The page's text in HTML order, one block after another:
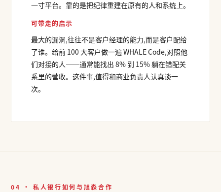
一寸平台。靠的是把纪律重建在原有的人和系统上。
可带走的启示
最大的漏洞,往往不是客户经理的能力,而是客户配给
了谁。给前 100 大客户做一遍 WHALE Code,对照他
们对接的人——通常能找出 8% 到 15% 躺在错配关
系里的营收。这件事,值得和商业负责人认真谈一
次。
04 · 私人银行如何与旭森合作